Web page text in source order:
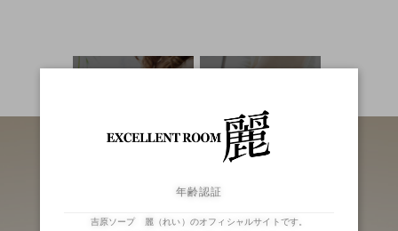
年齢認証
吉原ソープ 麗（れい）のオフィシャルサイトです。